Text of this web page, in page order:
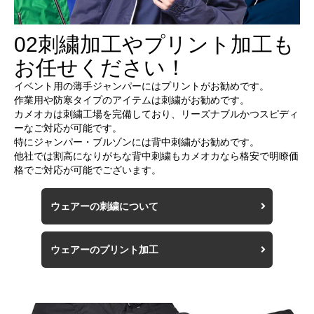
02刺繍加工やプリント加工も
お任せください！
イベント用の薄手ジャンパーにはプリントがお勧めです。
作業用や防寒タイプのアイテムは刺繍がお勧めです。
カメオカは刺繍工場を完備しており、リーズナブルかつスピディ
ーなご対応が可能です。
特にジャンパー・ブルゾンには背中刺繍がお勧めです。
他社では割高になりがちな背中刺繍もカメオカなら格安で明瞭価
格でご対応が可能でございます。
ウェアーの刺繍について
ウェアーのプリント加工